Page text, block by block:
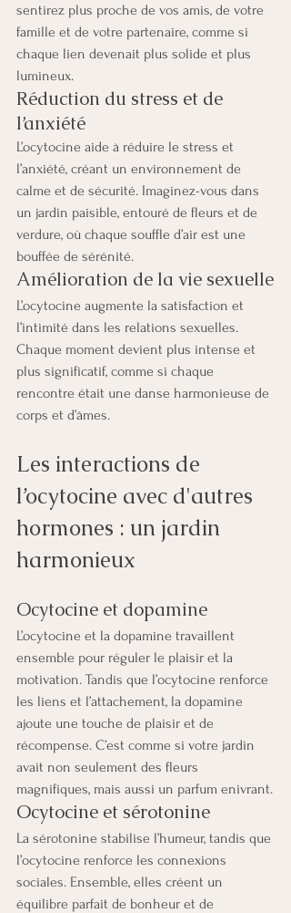
sentirez plus proche de vos amis, de votre
famille et de votre partenaire, comme si
chaque lien devenait plus solide et plus
lumineux.
Réduction du stress et de
l’anxiété
L’ocytocine aide à réduire le stress et
l’anxiété, créant un environnement de
calme et de sécurité. Imaginez-vous dans
un jardin paisible, entouré de fleurs et de
verdure, où chaque souffle d’air est une
bouffée de sérénité.
Amélioration de la vie sexuelle
L’ocytocine augmente la satisfaction et
l’intimité dans les relations sexuelles.
Chaque moment devient plus intense et
plus significatif, comme si chaque
rencontre était une danse harmonieuse de
corps et d’âmes.
Les interactions de
l’ocytocine avec d'autres
hormones : un jardin
harmonieux
Ocytocine et dopamine
L’ocytocine et la dopamine travaillent
ensemble pour réguler le plaisir et la
motivation. Tandis que l’ocytocine renforce
les liens et l’attachement, la dopamine
ajoute une touche de plaisir et de
récompense. C’est comme si votre jardin
avait non seulement des fleurs
magnifiques, mais aussi un parfum enivrant.
Ocytocine et sérotonine
La sérotonine stabilise l’humeur, tandis que
l’ocytocine renforce les connexions
sociales. Ensemble, elles créent un
équilibre parfait de bonheur et de